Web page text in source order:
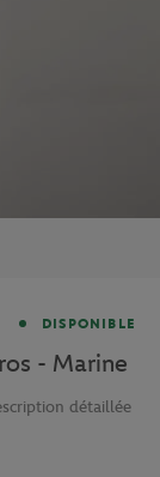
DISPONIBLE
- Marine
détaillée